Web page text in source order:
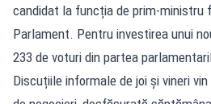
candidat la funcția de prim-ministru
Parlament. Pentru investirea unui
233 de voturi din partea
Discuțiile informale de joi și vineri